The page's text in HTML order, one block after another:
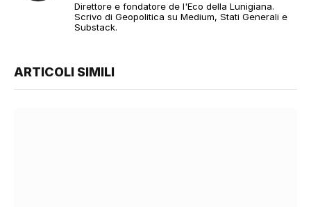
Direttore e fondatore de l'Eco della Lunigiana.
Scrivo di Geopolitica su Medium, Stati Generali e
Substack.
ARTICOLI SIMILI